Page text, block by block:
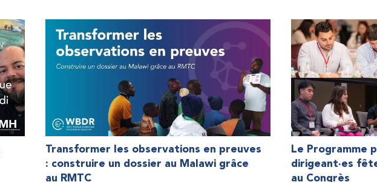
une dose inférieure à celle prescrite. À cause de
fréquemment des saignements, manquait
par développer des problèmes très graves aux
lorsque Fendi a commencé à recevoir des dons
Programme d’aide humanitaire de la Fédération
qu’il a retrouvé l’espoir d’une vie meilleure.
Transformer les observations en preuves
: construire un dossier au Malawi grâce
au RMTC
Le Programme
dirigeant·es
au Congrès